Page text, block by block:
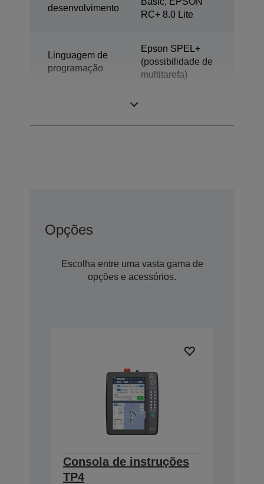
desenvolvimento
RC+ 8.0 Lite
Linguagem de
programação
Epson SPEL+
(possibilidade de
multitarefa)
Opções
Escolha entre uma vasta gama de
opções e acessórios.
Consola de instruções
TP4